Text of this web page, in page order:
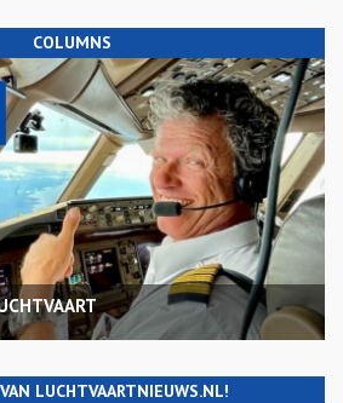
COLUMNS
LUCHTVAARTNIEUWS.NL!